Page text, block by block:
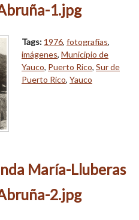
1.jpg
Tags: 1976, fotografías,
imágenes, Municipio de
Yauco, Puerto Rico, Sur de
Puerto Rico, Yauco
María-Lluberas
2.jpg